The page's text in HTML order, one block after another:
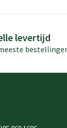
levertijd